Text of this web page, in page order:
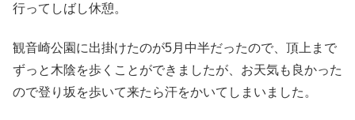
行ってしばし休憩。
観音崎公園に出掛けたのが5月中半だったので、頂上まで
ずっと木陰を歩くことができましたが、お天気も良かった
ので登り坂を歩いて来たら汗をかいてしまいました。